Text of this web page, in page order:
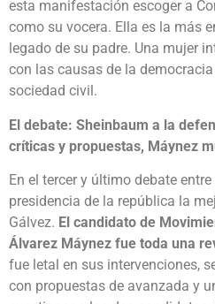
esta manifestación escoger a
como su vocera. Ella es la más
legado de su padre. Una mujer
con las causas de la
sociedad civil.
El debate: Sheinbaum a la
críticas y propuestas, Máynez
En el tercer y último debate
presidencia de la república la
Gálvez. El candidato de
Álvarez Máynez fue toda una
fue letal en sus intervenciones,
con propuestas de avanzada y